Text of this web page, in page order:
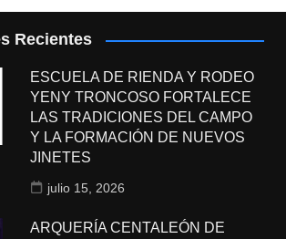
Recientes
ESCUELA DE RIENDA Y RODEO
YENY TRONCOSO FORTALECE
LAS TRADICIONES DEL CAMPO
Y LA FORMACIÓN DE NUEVOS
JINETES
julio 15, 2026
ARQUERÍA CENTALEÓN DE